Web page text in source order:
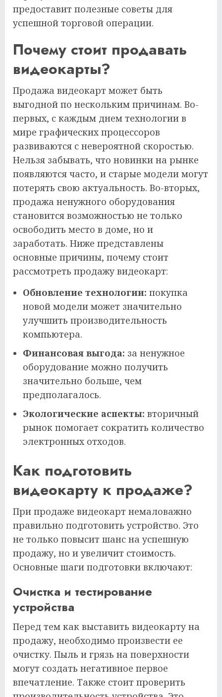
предоставит полезные советы для
успешной торговой операции.
Почему стоит продавать
видеокарты?
Продажа видеокарт может быть
выгодной по нескольким причинам. Во-
первых, с каждым днем технологии в
мире графических процессоров
развиваются с невероятной скоростью.
Нельзя забывать, что новинки на рынке
появляются часто, и старые модели могут
потерять свою актуальность. Во-вторых,
продажа ненужного оборудования
становится возможностью не только
освободить место в доме, но и
заработать. Ниже представлены
основные причины, почему стоит
рассмотреть продажу видеокарт:
Обновление технологии: покупка
новой модели может значительно
улучшить производительность
компьютера.
Финансовая выгода: за ненужное
оборудование можно получить
значительно больше, чем
предполагалось.
Экологические аспекты: вторичный
рынок помогает сократить количество
электронных отходов.
Как подготовить
видеокарту к продаже?
При продаже видеокарт немаловажно
правильно подготовить устройство. Это
не только повысит шанс на успешную
продажу, но и увеличит стоимость.
Основные шаги подготовки включают:
Очистка и тестирование
устройства
Перед тем как выставить видеокарту на
продажу, необходимо произвести ее
очистку. Пыль и грязь на поверхности
могут создать негативное первое
впечатление. Также стоит проверить